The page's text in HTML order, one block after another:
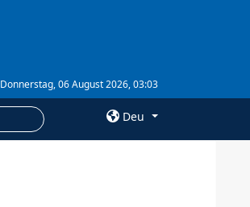
Donnerstag, 06 August 2026, 03:03
Deu